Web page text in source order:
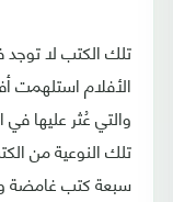
تلك الكتب لا توجد
الأفلام استلهمت
والتي عُثر عليها
تلك النوعية من
سبعة كتب غامضة